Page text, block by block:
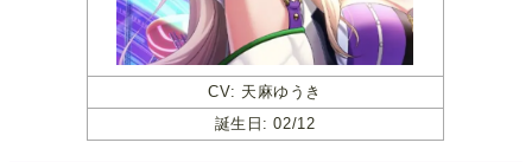
CV: 天麻ゆうき
誕生日: 02/12